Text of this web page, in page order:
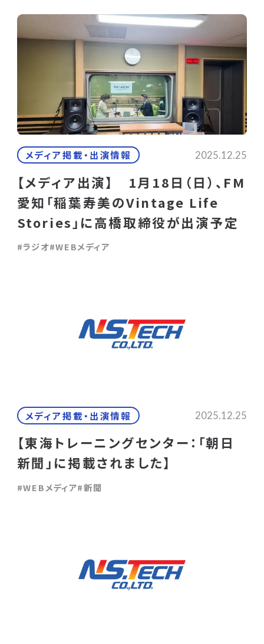
メディア掲載・出演情報 2025.12.25
【メディア出演】　1月18日（日）、FM
愛知「稲葉寿美のVintage Life
Stories」に高橋取締役が出演予定
#ラジオ#WEBメディア
メディア掲載・出演情報 2025.12.25
【東海トレーニングセンター：「朝日
新聞」に掲載されました】
#WEBメディア#新聞